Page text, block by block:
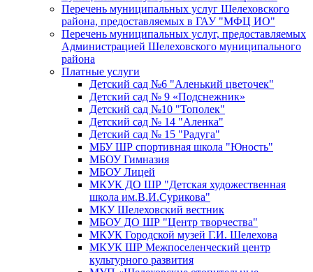
Перечень муниципальных услуг Шелеховского
района, предоставляемых в ГАУ "МФЦ ИО"
Перечень муниципальных услуг, предоставляемых
Администрацией Шелеховского муниципального
района
Платные услуги
Детский сад №6 "Аленький цветочек"
Детский сад № 9 «Подснежник»
Детский сад №10 "Тополек"
Детский сад № 14 "Аленка"
Детский сад № 15 "Радуга"
МБУ ШР спортивная школа "Юность"
МБОУ Гимназия
МБОУ Лицей
МКУК ДО ШР "Детская художественная
школа им.В.И.Сурикова"
МКУ Шелеховский вестник
МБОУ ДО ШР "Центр творчества"
МКУК Городской музей Г.И. Шелехова
МКУК ШР Межпоселенческий центр
культурного развития